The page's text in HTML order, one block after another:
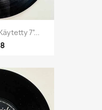
7”...